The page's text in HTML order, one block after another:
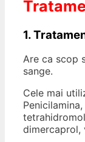
1.
Are ca scop
sange.
Cele mai
dimercaprol,